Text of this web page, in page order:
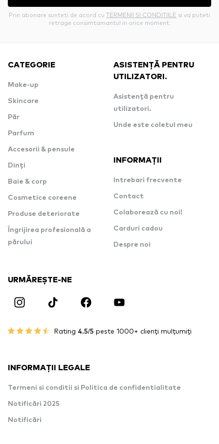
Prin abonare sunteti de acord cu TERMENII SI CONDITIILE si va puteti
retrage consimtamantul in orice moment.
CATEGORIE
Make-up
Skincare
Păr
Parfum
Accesorii & pensule
Dinți
Baie & corp
Cosmetice coreene
Produse deteriorate
Îngrijirea profesională a
părului
ASISTENȚĂ PENTRU
UTILIZATORI.
Asistență pentru
utilizatori.
Unde este coletul meu
INFORMAȚII
Intrebari frecvente
Contact
Colaborează cu noi!
Carduri cadou
Despre noi
URMĂREȘTE-NE
Rating 4.5/5 peste 1000+ clienți mulțumiți
INFORMAȚII LEGALE
Termeni si conditii si Politica de confidentialitate
Notificări 2025
Notificări